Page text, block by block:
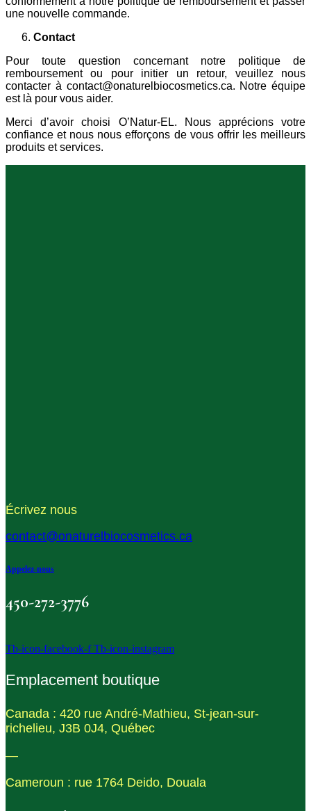
une nouvelle commande.
Contact
Pour toute question concernant notre politique de
remboursement ou pour initier un retour, veuillez nous
contacter à contact@onaturelbiocosmetics.ca. Notre équipe
est là pour vous aider.
Merci d’avoir choisi O’Natur-EL. Nous apprécions votre
confiance et nous nous efforçons de vous offrir les meilleurs
produits et services.
Écrivez nous
contact@onaturelbiocosmetics.ca
Appelez-nous
450-272-3776
Tb-icon-facebook-f Tb-icon-instagram
Emplacement boutique
Canada : 420 rue André-Mathieu, St-jean-sur-
richelieu, J3B 0J4, Québec
—
Cameroun : rue 1764 Deido, Douala